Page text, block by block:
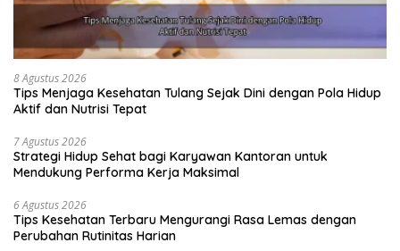
8 Agustus 2026
Tips Menjaga Kesehatan Tulang Sejak Dini dengan Pola Hidup
Aktif dan Nutrisi Tepat
7 Agustus 2026
Strategi Hidup Sehat bagi Karyawan Kantoran untuk
Mendukung Performa Kerja Maksimal
6 Agustus 2026
Tips Kesehatan Terbaru Mengurangi Rasa Lemas dengan
Perubahan Rutinitas Harian